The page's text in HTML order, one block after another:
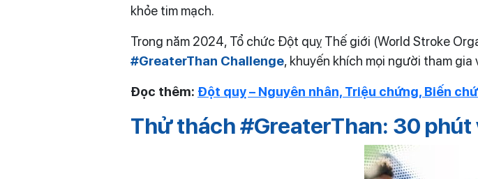
khỏe tim mạch.
Trong năm 2024, Tổ chức Đột quỵ Thế giới (World Stroke
#GreaterThan Challenge, khuyến khích mọi người tham
Đọc thêm: Đột quỵ – Nguyên nhân, Triệu chứng, Biến
Thử thách #GreaterThan: 30